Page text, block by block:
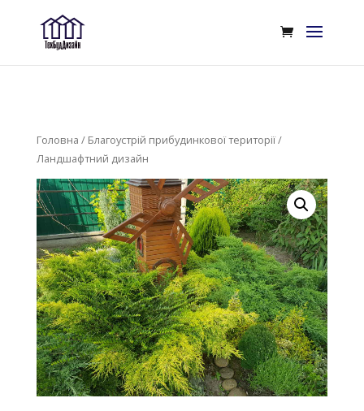
Головна / Благоустрій прибудинкової території/
Ландшафтний дизайн